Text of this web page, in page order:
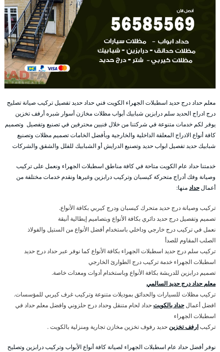
معلم حداد درج حديد اسطبلات الجهراء الكويت فني حداد حديد تفصيل تركيب صيانة تصليح
درج ادراج الحديد سلم درابزين شبابيك أبواب مظلات مخازن أسوار شبره أرفف تخزين
يوفر لكم خدمات متنوعة في شركتنا من خلال فنيين محترفين في تصنيع وتفصيل وتصميم
كافة أنواع الادراج المعلقة الداخلية والخارجية وبأفضل الخامات تصميم مظلات وتصنيع
شبابيك حديد تفصيل ابواب حديد وتصنيع الدرايش أو الشبابيك للفلل والشقق والشركات
خدمتنا حداد عام الكويت متاحة في كافة مناطق اسطبلات الجهراء ونعمل على تركيب
وصيانة وفك أدراج متحركة كيسبان وتركيب درابزين وغيرها ونقدم خدمات مختلفة من
أعمالحدادمنها:
تركيب وصيانة درج حديد متحرك كيسبان ودرج كيربي بكافة الأنواع.
تصميم وتفصيل درج حديد دائري بكافة الأنواع وبتصاميم إيطالية أنيقة
نعمل في تركيب درج خارجي وداخلي باستخدام أفضل الأنواع من الستيل والفولاذ
الصلب المقاوم للصدأ
تركيب سلم درج حديد اسطبلات الجهراء بكافة الأنواع كما نوفر عبر حداد درج حديد
اسطبلات الجهراء خدمة تركيب درج الطوارئ الخارجي
تصميم درابزين للدريشة بكافة الأنواع وباستخدام أدوات ومعدات خاصة.
معلم حداد درج حديد السالمي
تركيب مظلات للسيارات والحدائق بموديلات متنوعة وتركيب غرف كيربي للمؤسسات.
افضل أعمالحداد بالكويتحداد لحام متنقل وحداد درج حلزوني وافضل معلم حداد في
اسطبلات الجهراء
تركيبارفف تخزينحديد رفوف تخزين مخازن تجارية ومنزلية بالكويت .
نوفر أفضل حداد عام اسطبلات الجهراء لصيانة كافة أنواع الأبواب وتركيب درابزين وتصليح